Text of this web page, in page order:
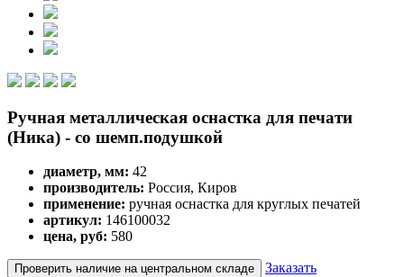
Ручная металлическая оснастка для печати
(Ника) - со шемп.подушкой
диаметр, мм: 42
производитель: Россия, Киров
применение: ручная оснастка для круглых печатей
артикул: 146100032
цена, руб: 580
Проверить наличие на центральном складе
Заказать